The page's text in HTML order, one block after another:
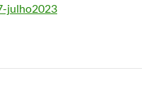
julho2023